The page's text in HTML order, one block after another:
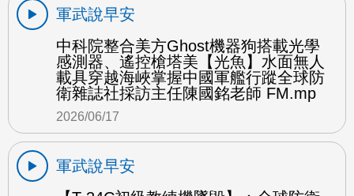
軍武說早安
中科院整合美方Ghost機器狗搭載光學
感測器、遙控槍塔美【光魚】水面無人
載具穿越海峽掌握中國軍艦行蹤全球防
衛雜誌社採訪主任陳國銘老師 FM.mp
2026/06/17
軍武說早安